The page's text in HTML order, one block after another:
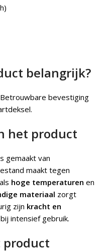
belangrijk?
Betrouwbare bevestiging
het product
gemaakt van
maakt tegen
hoge temperaturen en
materiaal zorgt
zijn kracht en
intensief gebruik.
product